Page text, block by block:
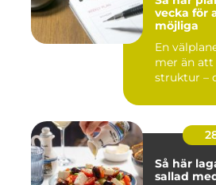
vecka för
möjliga
En
mer än att
struktur –
Så här
sallad